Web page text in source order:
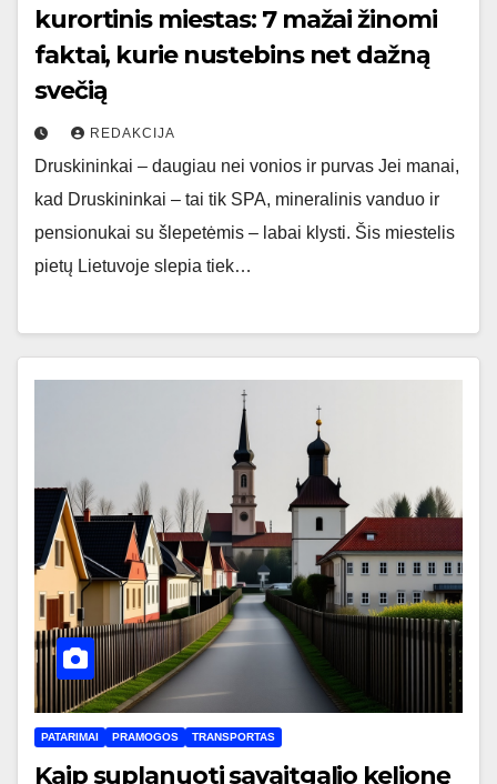
kurortinis miestas: 7 mažai žinomi
faktai, kurie nustebins net dažną
svečią
REDAKCIJA
Druskininkai – daugiau nei vonios ir purvas Jei manai,
kad Druskininkai – tai tik SPA, mineralinis vanduo ir
pensionukai su šlepetėmis – labai klysti. Šis miestelis
pietų Lietuvoje slepia tiek…
PATARIMAI PRAMOGOS TRANSPORTAS
Kaip suplanuoti savaitgalio kelionę